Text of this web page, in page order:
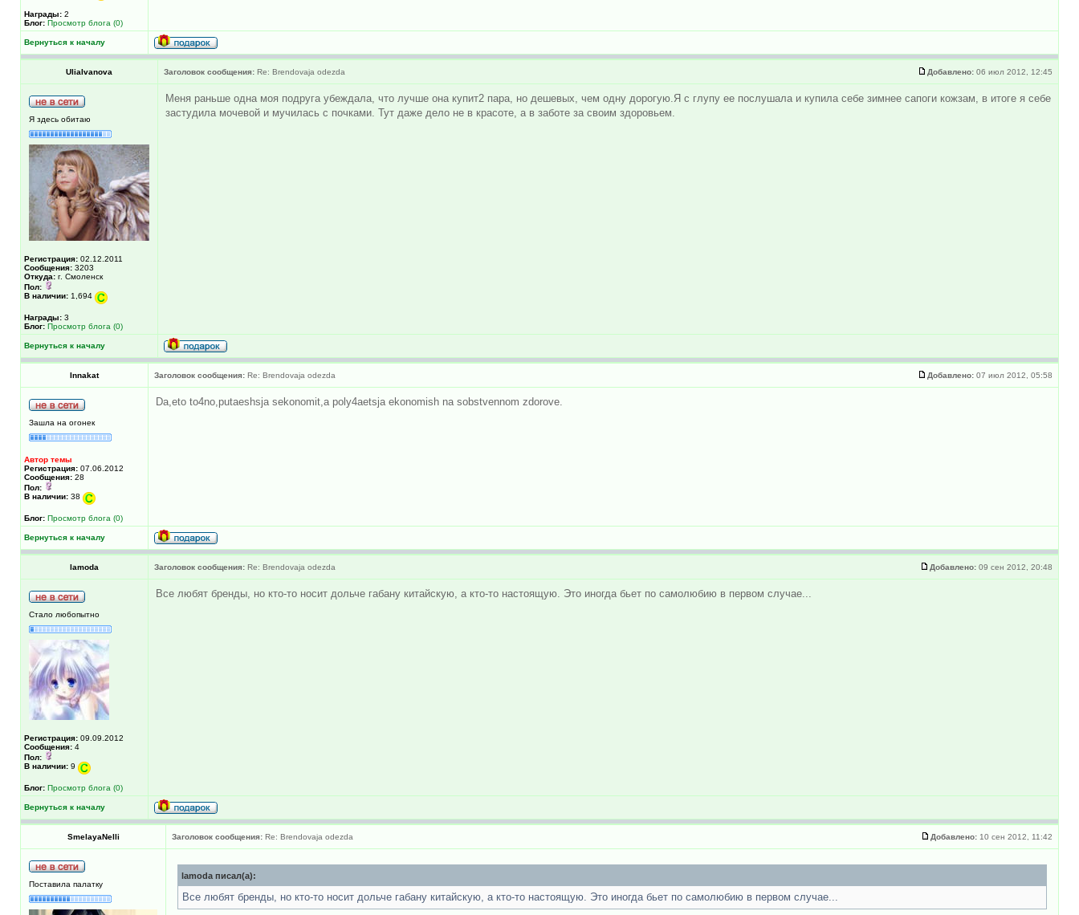
Награды: 2
Блог: Просмотр блога (0)
Вернуться к началу
UliaIvanova Заголовок сообщения: Re: Brendovaja odezda Добавлено: 06 июл 2012, 12:45
Я здесь обитаю
Регистрация: 02.12.2011
Сообщения: 3203
Откуда: г. Смоленск
Пол:
В наличии: 1,694
Награды: 3
Блог: Просмотр блога (0)
Меня раньше одна моя подруга убеждала, что лучше она купит2 пара, но дешевых, чем одну дорогую.Я с глупу ее послушала и купила себе зимнее сапоги кожзам, в итоге я себе
застудила мочевой и мучилась с почками. Тут даже дело не в красоте, а в заботе за своим здоровьем.
Вернуться к началу
Innakat Заголовок сообщения: Re: Brendovaja odezda Добавлено: 07 июл 2012, 05:58
Зашла на огонек
Автор темы
Регистрация: 07.06.2012
Сообщения: 28
Пол:
В наличии: 38
Блог: Просмотр блога (0)
Da,eto to4no,putaeshsja sekonomit,a poly4aetsja ekonomish na sobstvennom zdorove.
Вернуться к началу
lamoda Заголовок сообщения: Re: Brendovaja odezda Добавлено: 09 сен 2012, 20:48
Стало любопытно
Регистрация: 09.09.2012
Сообщения: 4
Пол:
В наличии: 9
Блог: Просмотр блога (0)
Все любят бренды, но кто-то носит дольче габану китайскую, а кто-то настоящую. Это иногда бьет по самолюбию в первом случае...
Вернуться к началу
SmelayaNelli Заголовок сообщения: Re: Brendovaja odezda Добавлено: 10 сен 2012, 11:42
Поставила палатку
lamoda писал(а):
Все любят бренды, но кто-то носит дольче габану китайскую, а кто-то настоящую. Это иногда бьет по самолюбию в первом случае...